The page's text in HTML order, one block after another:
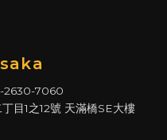
2630-7060
目1之12號 天滿橋SE大樓